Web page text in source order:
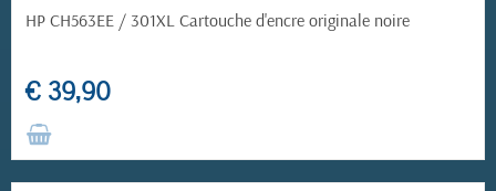
HP CH563EE / 301XL Cartouche d'encre originale noire
€ 39,90